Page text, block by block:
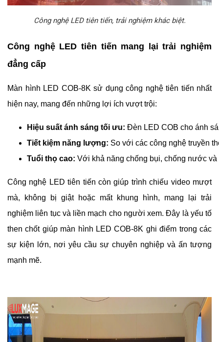
Công nghệ LED tiên tiến, trải nghiệm khác biệt.
Công nghệ LED tiên tiến mang lại trải nghiệm
đẳng cấp
Màn hình LED COB-8K sử dụng công nghệ tiên tiến nhất
hiện nay, mang đến những lợi ích vượt trội:
Hiệu suất ánh sáng tối ưu: Đèn LED COB cho ánh
Tiết kiệm năng lượng: So với các công nghệ truyền
Tuổi thọ cao: Với khả năng chống bụi, chống nước
Công nghệ LED tiên tiến còn giúp trình chiếu video mượt
mà, không bị giật hoặc mất khung hình, mang lại trải
nghiệm liên tục và liền mạch cho người xem. Đây là yếu tố
then chốt giúp màn hình LED COB-8K ghi điểm trong các
sự kiện lớn, nơi yêu cầu sự chuyên nghiệp và ấn tượng
mạnh mẽ.